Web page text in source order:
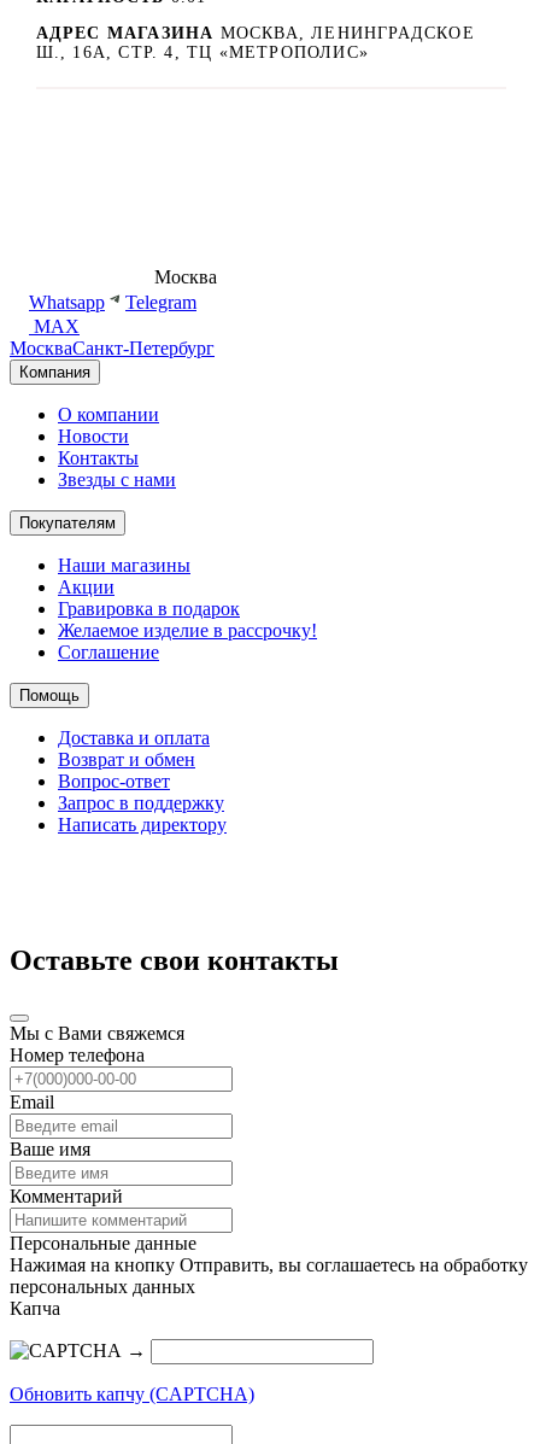
АДРЕС МАГАЗИНА МОСКВА, ЛЕНИНГРАДСКОЕ
Ш., 16А, СТР. 4, ТЦ «МЕТРОПОЛИС»
Москва
Whatsapp
Telegram
MAX
МоскваСанкт-Петербург
Компания
О компании
Новости
Контакты
Звезды с нами
Покупателям
Наши магазины
Акции
Гравировка в подарок
Желаемое изделие в рассрочку!
Соглашение
Помощь
Доставка и оплата
Возврат и обмен
Вопрос-ответ
Запрос в поддержку
Написать директору
Оставьте свои контакты
Мы с Вами свяжемся
Номер телефона
Email
Ваше имя
Комментарий
Персональные данные
Нажимая на кнопку Отправить, вы соглашаетесь на обработку
персональных данных
Капча
→
Обновить капчу (CAPTCHA)